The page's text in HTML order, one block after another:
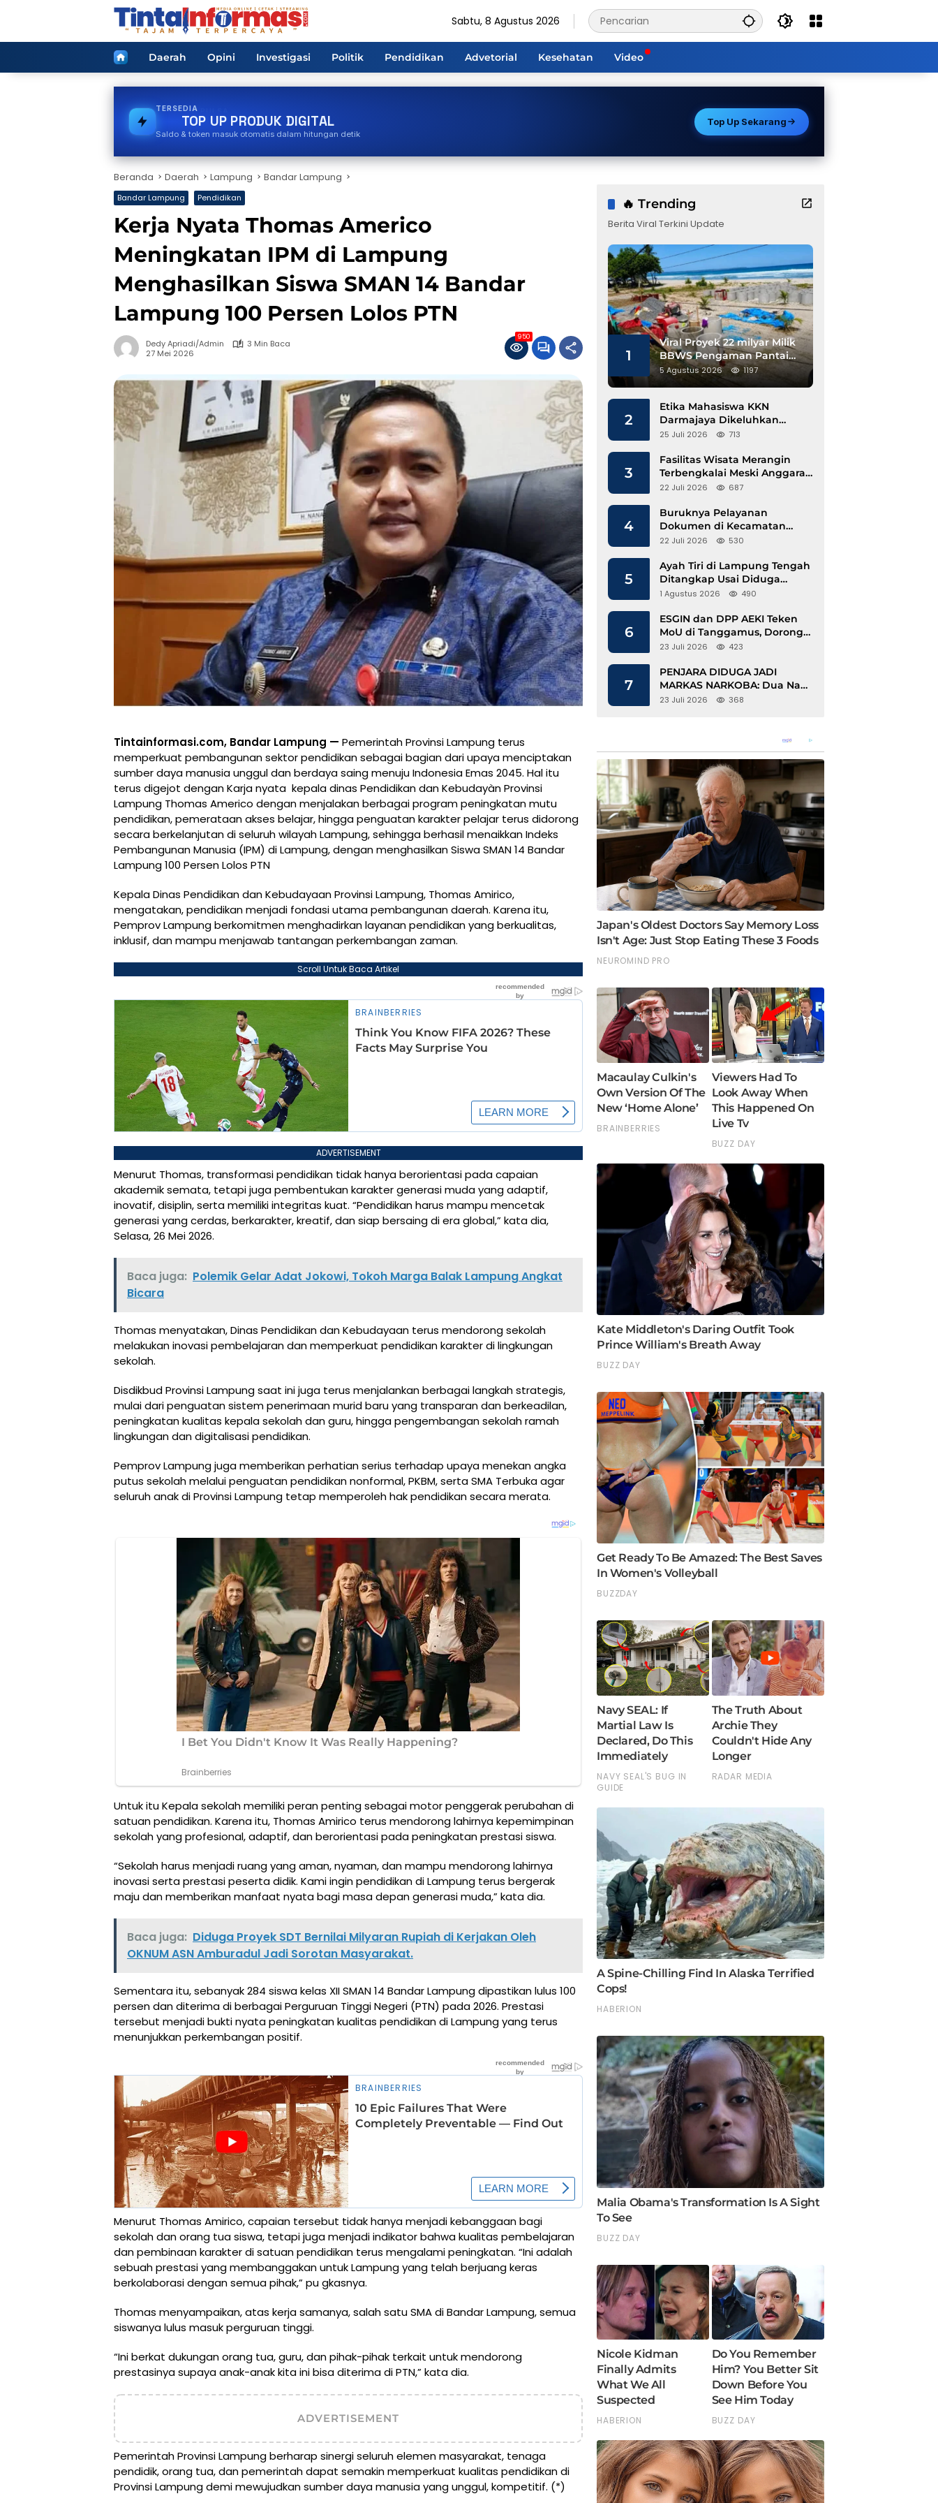
Sabtu, 8 Agustus 2026
HomeDaerah Opini Investigasi Politik Pendidikan Advetorial Kesehatan Video
TERSEDIA
TOP UP PRODUK DIGITAL
Saldo & token masuk otomatis dalam hitungan detik
Top Up Sekarang
Beranda Daerah Lampung Bandar Lampung
Bandar Lampung Pendidikan
Kerja Nyata Thomas Americo
Meningkatan IPM di Lampung
Menghasilkan Siswa SMAN 14 Bandar
Lampung 100 Persen Lolos PTN
Dedy Apriadi/Admin
3 Min Baca
27 Mei 2026
950
Tintainformasi.com, Bandar Lampung — Pemerintah Provinsi Lampung terus
memperkuat pembangunan sektor pendidikan sebagai bagian dari upaya menciptakan
sumber daya manusia unggul dan berdaya saing menuju Indonesia Emas 2045. Hal itu
terus digejot dengan Karja nyata kepala dinas Pendidikan dan Kebudayàn Provinsi
Lampung Thomas Americo dengan menjalakan berbagai program peningkatan mutu
pendidikan, pemerataan akses belajar, hingga penguatan karakter pelajar terus didorong
secara berkelanjutan di seluruh wilayah Lampung, sehingga berhasil menaikkan Indeks
Pembangunan Manusia (IPM) di Lampung, dengan menghasilkan Siswa SMAN 14 Bandar
Lampung 100 Persen Lolos PTN
Kepala Dinas Pendidikan dan Kebudayaan Provinsi Lampung, Thomas Amirico,
mengatakan, pendidikan menjadi fondasi utama pembangunan daerah. Karena itu,
Pemprov Lampung berkomitmen menghadirkan layanan pendidikan yang berkualitas,
inklusif, dan mampu menjawab tantangan perkembangan zaman.
Scroll Untuk Baca Artikel
ADVERTISEMENT
Menurut Thomas, transformasi pendidikan tidak hanya berorientasi pada capaian
akademik semata, tetapi juga pembentukan karakter generasi muda yang adaptif,
inovatif, disiplin, serta memiliki integritas kuat. “Pendidikan harus mampu mencetak
generasi yang cerdas, berkarakter, kreatif, dan siap bersaing di era global,” kata dia,
Selasa, 26 Mei 2026.
Baca juga: Polemik Gelar Adat Jokowi, Tokoh Marga Balak Lampung Angkat
Bicara
Thomas menyatakan, Dinas Pendidikan dan Kebudayaan terus mendorong sekolah
melakukan inovasi pembelajaran dan memperkuat pendidikan karakter di lingkungan
sekolah.
Disdikbud Provinsi Lampung saat ini juga terus menjalankan berbagai langkah strategis,
mulai dari penguatan sistem penerimaan murid baru yang transparan dan berkeadilan,
peningkatan kualitas kepala sekolah dan guru, hingga pengembangan sekolah ramah
lingkungan dan digitalisasi pendidikan.
Pemprov Lampung juga memberikan perhatian serius terhadap upaya menekan angka
putus sekolah melalui penguatan pendidikan nonformal, PKBM, serta SMA Terbuka agar
seluruh anak di Provinsi Lampung tetap memperoleh hak pendidikan secara merata.
Untuk itu Kepala sekolah memiliki peran penting sebagai motor penggerak perubahan di
satuan pendidikan. Karena itu, Thomas Amirico terus mendorong lahirnya kepemimpinan
sekolah yang profesional, adaptif, dan berorientasi pada peningkatan prestasi siswa.
“Sekolah harus menjadi ruang yang aman, nyaman, dan mampu mendorong lahirnya
inovasi serta prestasi peserta didik. Kami ingin pendidikan di Lampung terus bergerak
maju dan memberikan manfaat nyata bagi masa depan generasi muda,” kata dia.
Baca juga: Diduga Proyek SDT Bernilai Milyaran Rupiah di Kerjakan Oleh
OKNUM ASN Amburadul Jadi Sorotan Masyarakat.
Sementara itu, sebanyak 284 siswa kelas XII SMAN 14 Bandar Lampung dipastikan lulus 100
persen dan diterima di berbagai Perguruan Tinggi Negeri (PTN) pada 2026. Prestasi
tersebut menjadi bukti nyata peningkatan kualitas pendidikan di Lampung yang terus
menunjukkan perkembangan positif.
Menurut Thomas Amirico, capaian tersebut tidak hanya menjadi kebanggaan bagi
sekolah dan orang tua siswa, tetapi juga menjadi indikator bahwa kualitas pembelajaran
dan pembinaan karakter di satuan pendidikan terus mengalami peningkatan. “Ini adalah
sebuah prestasi yang membanggakan untuk Lampung yang telah berjuang keras
berkolaborasi dengan semua pihak,” pu gkasnya.
Thomas menyampaikan, atas kerja samanya, salah satu SMA di Bandar Lampung, semua
siswanya lulus masuk perguruan tinggi.
“Ini berkat dukungan orang tua, guru, dan pihak-pihak terkait untuk mendorong
prestasinya supaya anak-anak kita ini bisa diterima di PTN,” kata dia.
ADVERTISEMENT
Pemerintah Provinsi Lampung berharap sinergi seluruh elemen masyarakat, tenaga
pendidik, orang tua, dan pemerintah dapat semakin memperkuat kualitas pendidikan di
Provinsi Lampung demi mewujudkan sumber daya manusia yang unggul, kompetitif. (*)
🔥 Trending
Berita Viral Terkini Update
1
Viral Proyek 22 milyar Milik
BBWS Pengaman Pantai
Pesisir Barat Diduga
Gunakan Besi Banci
5 Agustus 2026 1197
2
Etika Mahasiswa KKN
Darmajaya Dikeluhkan
Kepala Pekon Sinar Jawa
25 Juli 2026 713
3
Fasilitas Wisata Merangin
Terbengkalai Meski Anggaran
Perawatan Terus Mengalir
22 Juli 2026 687
4
Buruknya Pelayanan
Dokumen di Kecamatan
Pangkalan Susu, Kinerja
22 Juli 2026 530
5
Ayah Tiri di Lampung Tengah
Ditangkap Usai Diduga
Hamili Anak di Bawah Umur
1 Agustus 2026 490
6
ESGIN dan DPP AEKI Teken
MoU di Tanggamus, Dorong
Ekonomi Hijau Berbasis Kopi
23 Juli 2026 423
7
PENJARA DIDUGA JADI
MARKAS NARKOBA: Dua Napi
Rajabasa Bebas Gunakan HP,
23 Juli 2026 368